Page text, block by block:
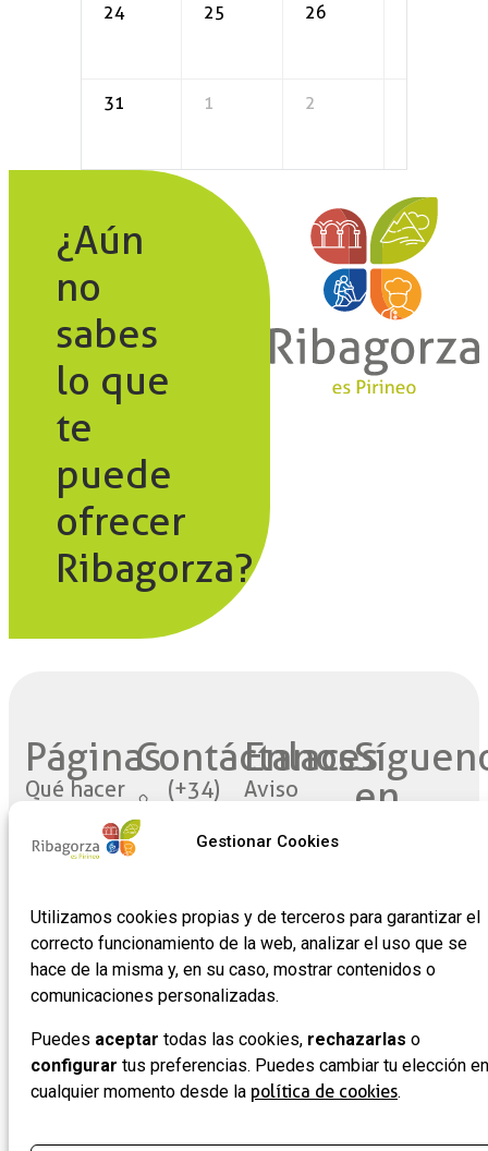
Gestionar Cookies
Utilizamos cookies propias y de terceros para garantizar el
correcto funcionamiento de la web, analizar el uso que se
hace de la misma y, en su caso, mostrar contenidos o
comunicaciones personalizadas.
Puedes aceptar todas las cookies, rechazarlas o
configurar tus preferencias. Puedes cambiar tu elección en
cualquier momento desde la política de cookies.
24 25 26
31 1 2
¿Aún
no
sabes
lo que
te
puede
ofrecer
Ribagorza?
Páginas
Qué hacer
Planifica
tu visita
eres tú
Noticias
Contáctanos​
(+34)
turismo@cribagorza.org
Mayor
17
22430 ·
Graus
(Huesca)
Enlaces
Aviso
Política de
Política de
Cookies
Formulario
adhesión
de
empresas
en